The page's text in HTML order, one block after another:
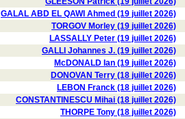
GALAL ABD EL QAWI Ahmed (19 juillet 2026)
TORGOV Morley (19 juillet 2026)
LASSALLY Peter (19 juillet 2026)
GALLI Johannes J. (19 juillet 2026)
McDONALD Ian (19 juillet 2026)
DONOVAN Terry (18 juillet 2026)
LEBON Franck (18 juillet 2026)
CONSTANTINESCU Mihai (18 juillet 2026)
THORPE Tony (18 juillet 2026)